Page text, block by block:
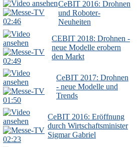
02:46
CeBIT 2016: Drohnen
und Roboter-
Neuheiten
02:49
CEBIT 2018: Drohnen -
neue Modelle erobern
den Markt
01:50
CeBIT 2017: Drohnen
- neue Modelle und
Trends
02:23
CeBIT 2016: Eröffnung
durch Wirtschaftsminister
Sigmar Gabriel